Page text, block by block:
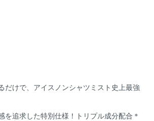
だけで、アイスノンシャツミスト史上最強
を追求した特別仕様！トリプル成分配合＊